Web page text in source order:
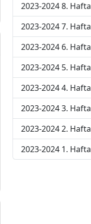
2023-2024 8. Hafta
2023-2024 7. Hafta
2023-2024 6. Hafta
2023-2024 5. Hafta
2023-2024 4. Hafta
2023-2024 3. Hafta
2023-2024 2. Hafta
2023-2024 1. Hafta